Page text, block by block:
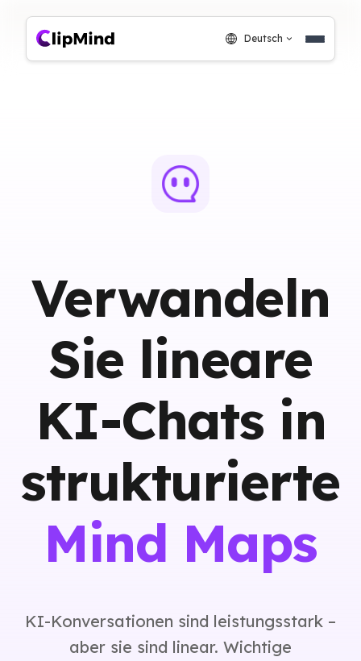
Deutsch
Verwandeln
Sie lineare
KI-Chats in
strukturierte
Mind Maps
KI-Konversationen sind leistungsstark –
aber sie sind linear. Wichtige